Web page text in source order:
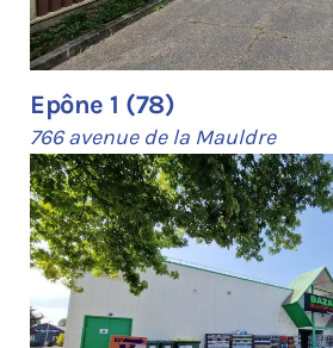
Epône 1 (78)
766 avenue de la Mauldre